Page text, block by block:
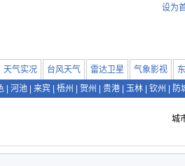
设为
天气实况 台风天气 雷达卫星 气象影视
河池 来宾 梧州 贺州 贵港 玉林 钦州 防
城